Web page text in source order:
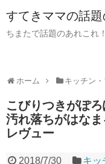
すてきママの話題
ちまたで話題のあれこれ！
ホーム キッチン
こびりつきがぽ
汚れ落ちがはな
レヴュー
2018/7/30 キッ